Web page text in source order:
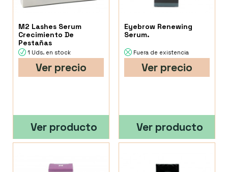
M2 Lashes Serum
Crecimiento De
Pestañas
1 Uds. en stock
Ver precio
Ver producto
Eyebrow Renewing
Serum.
Fuera de existencia
Ver precio
Ver producto